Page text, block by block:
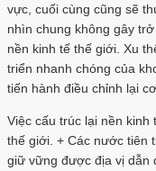
vực, cuối cùng cũng sẽ
nhìn chung không gây
nền kinh tế thế giới. Xu
triển nhanh chóng của
tiến hành điều chỉnh lại
Việc cấu trúc lại nền
thế giới. + Các nước tiên
giữ vững được địa vị dẫn